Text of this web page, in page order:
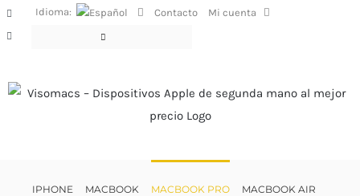
Saltar
al
FacebookIdioma: Contacto Mi cuenta
IPHONE MACBOOK MACBOOK PRO MACBOOK AIR